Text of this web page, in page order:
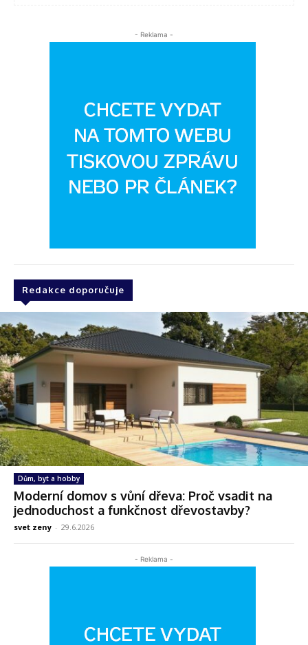
- Reklama -
Redakce doporučuje
Dům, byt a hobby
Moderní domov s vůní dřeva: Proč vsadit na
jednoduchost a funkčnost dřevostavby?
svet zeny - 29.6.2026
- Reklama -